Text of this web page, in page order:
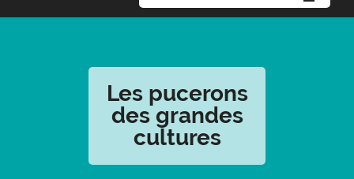
Les pucerons
des grandes
cultures